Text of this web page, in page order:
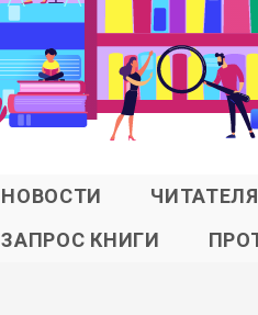
НОВОСТИ
ЗАПРОС КНИГИ